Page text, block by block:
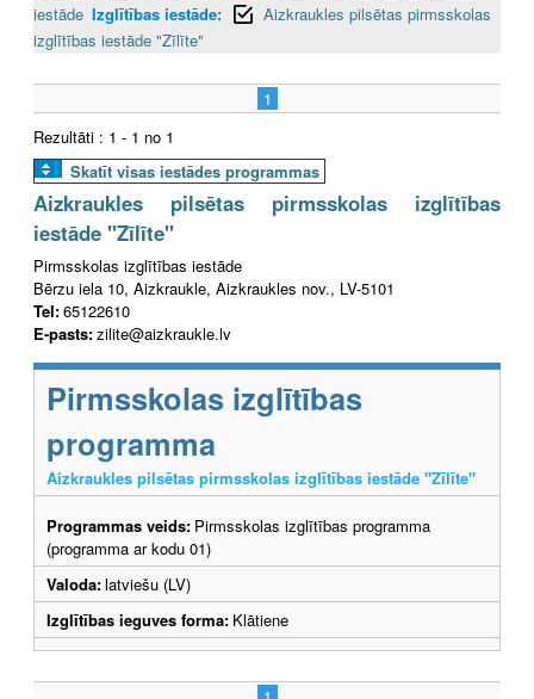
iestāde Izglītības iestāde:
Aizkraukles pilsētas pirmsskolas
izglītības iestāde "Zīlīte"
1
Rezultāti : 1 - 1 no 1
Skatīt visas iestādes programmas
Aizkraukles pilsētas pirmsskolas izglītības
iestāde "Zīlīte"
Pirmsskolas izglītības iestāde
Bērzu iela 10, Aizkraukle, Aizkraukles nov., LV-5101
Tel:65122610
E-pasts:zilite@aizkraukle.lv
Pirmsskolas izglītības
programma
Aizkraukles pilsētas pirmsskolas izglītības iestāde "Zīlīte"
Programmas veids: Pirmsskolas izglītības programma
(programma ar kodu 01)
Valoda:latviešu (LV)
Izglītības ieguves forma: Klātiene